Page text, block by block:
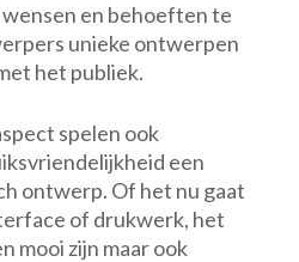
en behoeften te
unieke ontwerpen
het publiek.
spelen ook
een
ontwerp. Of het nu gaat
of drukwerk, het
mooi zijn maar ook